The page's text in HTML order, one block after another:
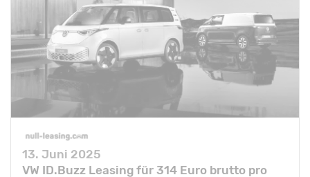
13. Juni 2025
VW ID.Buzz Leasing für 314 Euro brutto pro